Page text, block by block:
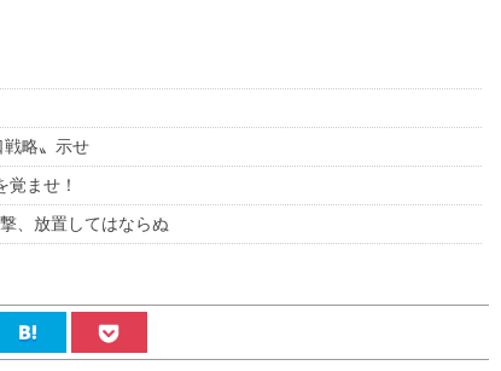
戦略〟示せ
ませ！
、放置してはならぬ